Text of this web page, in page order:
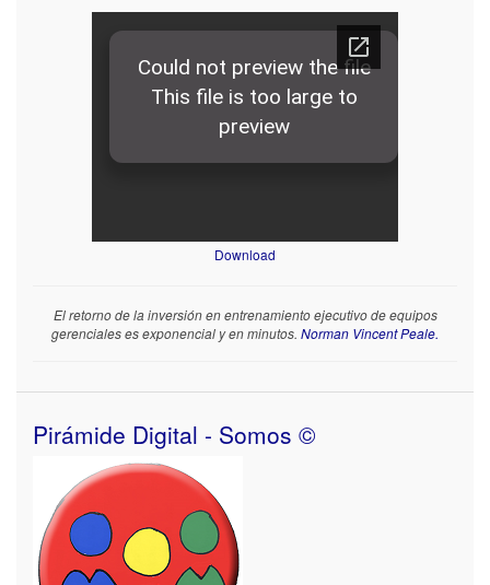
Download
El retorno de la inversión en entrenamiento ejecutivo de equipos
gerenciales es exponencial y en minutos. Norman Vincent Peale.
Pirámide Digital - Somos ©